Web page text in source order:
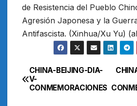
de Resistencia del Pueblo
Agresión Japonesa y la
Antifascista. (Xinhua/Xu Yu)
Navegación
de
CHINA-BEIJING-DIA-
V-
CONMEMORACIONES